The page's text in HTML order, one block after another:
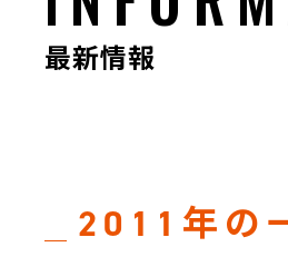
最新情報
2011年の